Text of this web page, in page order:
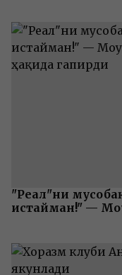
"Реал"ни
истайман!" —